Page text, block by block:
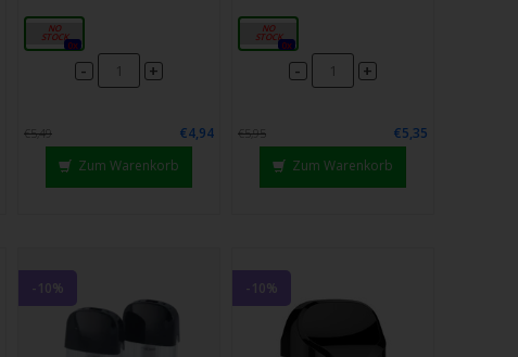
2 ML
0x
- +
€5,49
€4,94
Zum Warenkorb
1,6Ω
0x
- +
€5,95
€5,35
Zum Warenkorb
-10% -10%